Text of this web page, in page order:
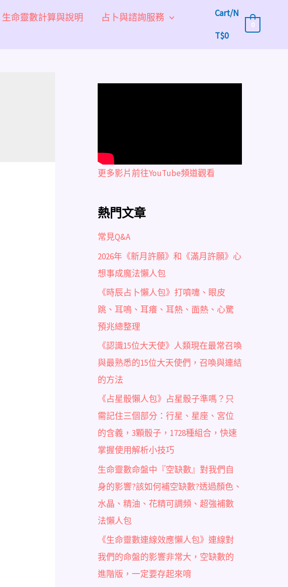
生命靈數計算與說明
占卜與諮詢服務
Cart/N
T$0
0
更多影片前往YouTube頻道觀看
熱門文章
常見Q&A
2026年《新月許願》和《滿月許願》心
想事成魔法懶人包
《時辰占卜懶人包》打噴嚏、眼皮
跳、耳鳴、耳癢、耳熱、面熱、心驚
預兆總整理
《認識15位大天使》人類現在最常召喚
與最熟悉的15位大天使們，召喚與連結
的方法
《占星骰懶人包》占星骰子準嗎？只
需記住三個部分：行星、星座、宮位
的含義，3顆骰子，1728種組合，快速
掌握使用解析小技巧
生命靈數命盤中『空缺數』對我們自
身的影響?該如何補空缺數?透過顏色、
水晶、精油、花精可調頻、超強補數
法懶人包
《生命靈數連線效應懶人包》連線對
我們的命盤的影響非常大，空缺數的
進階版，一定要存起來唷